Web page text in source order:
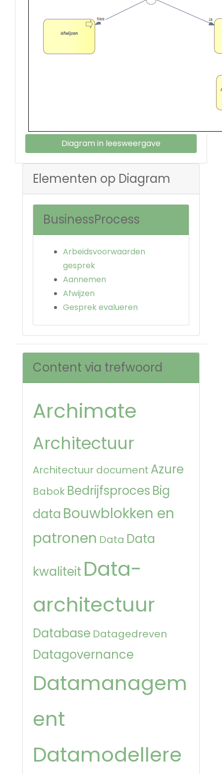
Diagram in leesweergave
Elementen op Diagram
BusinessProcess
Arbeidsvoorwaarden
gesprek
Aannemen
Afwijzen
Gesprek evalueren
Content via trefwoord
Archimate
Architectuur
Architectuur document Azure
Babok Bedrijfsproces Big
data Bouwblokken en
patronen Data Data
kwaliteit Data-
architectuur
Database Datagedreven
Datagovernance
Datamanagem
ent
Datamodellere